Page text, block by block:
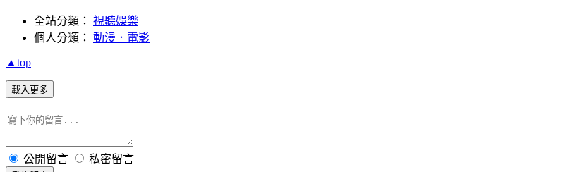
全站分類： 視聽娛樂
個人分類： 動漫．電影
▲top
載入更多
公開留言 私密留言